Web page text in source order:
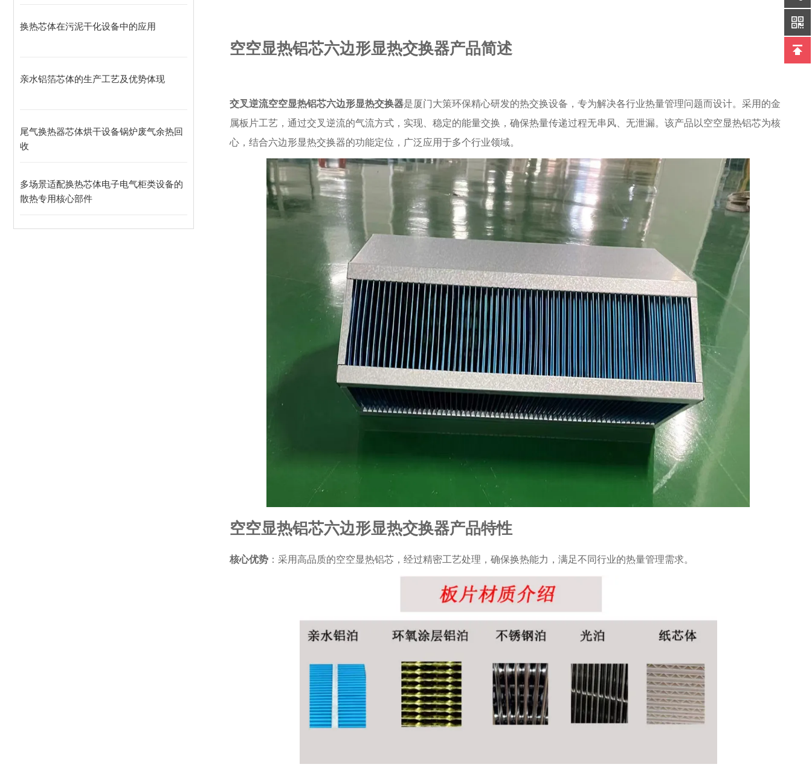
换热芯体在污泥干化设备中的应用
亲水铝箔芯体的生产工艺及优势体现
尾气换热器芯体烘干设备锅炉废气余热回
收
多场景适配换热芯体电子电气柜类设备的
散热专用核心部件
空空显热铝芯六边形显热交换器产品简述
交叉逆流空空显热铝芯六边形显热交换器是厦门大策环保精心研发的热交换设备，专为解决各行业热量管理问题而设计。采用的金
属板片工艺，通过交叉逆流的气流方式，实现、稳定的能量交换，确保热量传递过程无串风、无泄漏。该产品以空空显热铝芯为核
心，结合六边形显热交换器的功能定位，广泛应用于多个行业领域。
空空显热铝芯六边形显热交换器产品特性
核心优势 ：采用高品质的空空显热铝芯，经过精密工艺处理，确保换热能力，满足不同行业的热量管理需求。